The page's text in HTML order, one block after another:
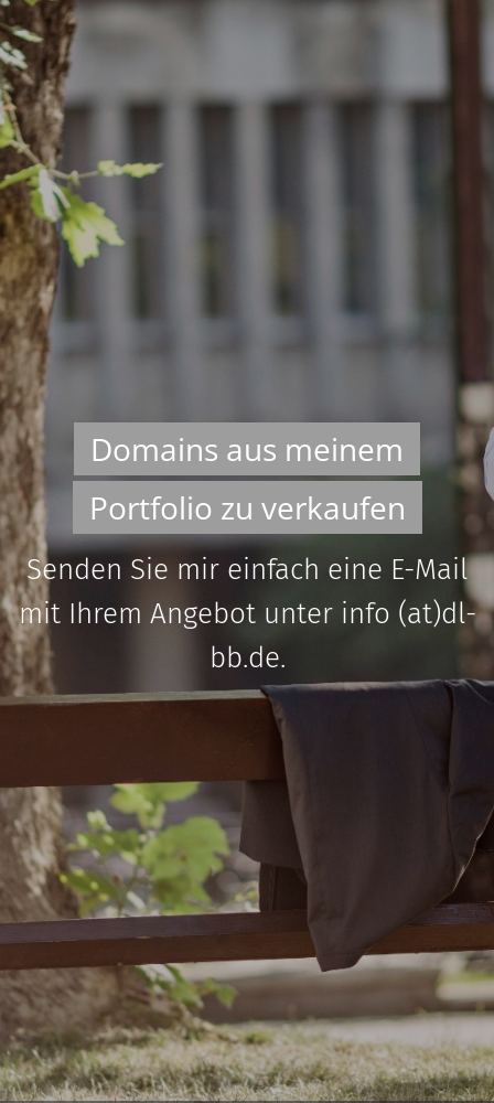
Domains aus meinem
Portfolio zu verkaufen
Senden Sie mir einfach eine E-Mail
mit Ihrem Angebot unter info (at)dl-
bb.de.